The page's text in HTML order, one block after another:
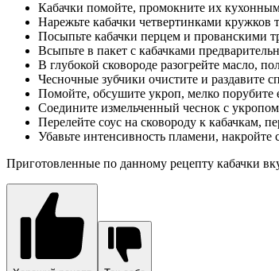
Кабачки помойте, промокните их
Нарежьте кабачки четвертинками
Посыпьте кабачки перцем и прованскими
Всыпьте в пакет с кабачками
В глубокой сковороде разогрейте масло,
Чесночные зубчики очистите и раздавите
Помойте, обсушите укроп, мелко порубите
Соедините измельченный чеснок с
Перелейте соус на сковороду к кабачкам,
Убавьте интенсивность пламени,
Приготовленные по данному рецепту кабачки